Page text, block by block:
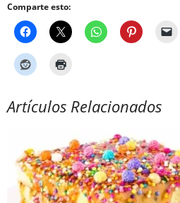
Comparte esto:
Artículos Relacionados